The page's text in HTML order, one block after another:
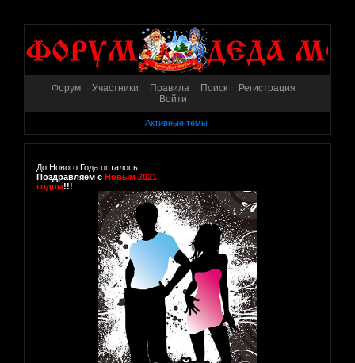
Форум Участники Правила Поиск
Регистрация
Войти
Активные темы
До Нового Года осталось:
Поздравляем с Новым 2021
годом!!!